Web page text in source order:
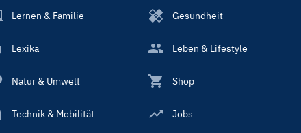
Lernen & Familie
Lexika
Natur & Umwelt
Technik & Mobilität
Gesundheit
Leben & Lifestyle
Shop
Jobs